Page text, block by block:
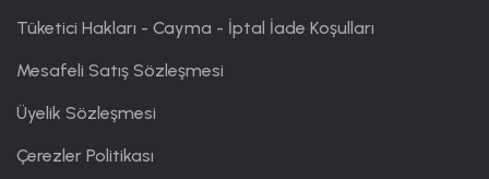
Tüketici Hakları - Cayma - İptal İade Koşulları
Mesafeli Satış Sözleşmesi
Üyelik Sözleşmesi
Çerezler Politikası